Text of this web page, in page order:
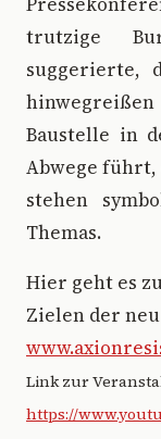
trutzige
suggerierte,
Baustelle in
Abwege führt,
stehen
Themas.
Hier geht es
Zielen der
Link zur
https://